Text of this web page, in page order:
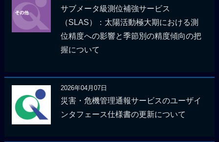
サブメータ級測位補強サービス
（SLAS）：太陽活動極大期における測
位精度への影響と季節別の精度傾向の把
握について
2026年04月07日
災害・危機管理通報サービスのユーザイ
ンタフェース仕様書の更新について